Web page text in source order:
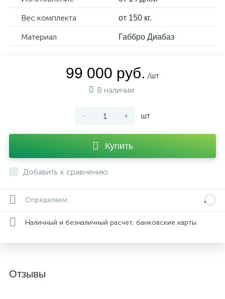
Вес комплекта от 150 кг.
Материал Габбро Диабаз
99 000 руб. /шт
В наличии
- + шт
Купить
Добавить к сравнению
Определяем...
Наличный и безналичный расчет, банковские карты
Отзывы